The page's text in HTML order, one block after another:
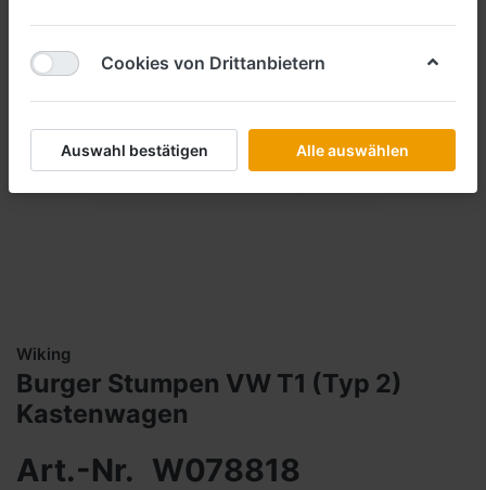
Wiking
Burger Stumpen VW T1 (Typ 2)
Kastenwagen
Art.-Nr. W078818
Cookies von Drittanbietern
Auswahl bestätigen Alle auswählen